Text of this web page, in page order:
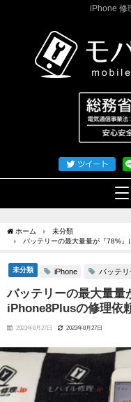
iPhone 修
ホーム
未分類
バッテリーの最大量量が『78%
未分類 iPhone バッテ
バッテリーの最大量量
iPhone8Plusの修理依
2023年8月27日 2023年8月27日